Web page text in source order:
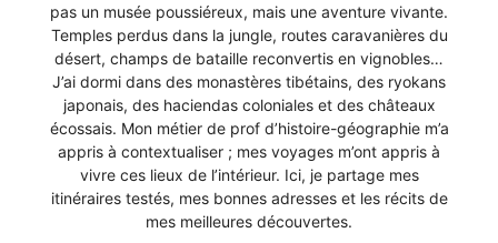
pas un musée poussiéreux, mais une aventure vivante.
Temples perdus dans la jungle, routes caravanières du
désert, champs de bataille reconvertis en vignobles…
J’ai dormi dans des monastères tibétains, des ryokans
japonais, des haciendas coloniales et des châteaux
écossais. Mon métier de prof d’histoire-géographie m’a
appris à contextualiser ; mes voyages m’ont appris à
vivre ces lieux de l’intérieur. Ici, je partage mes
itinéraires testés, mes bonnes adresses et les récits de
mes meilleures découvertes.